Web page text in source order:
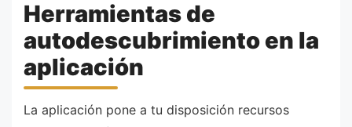
Herramientas de
autodescubrimiento en la
aplicación
La aplicación pone a tu disposición recursos